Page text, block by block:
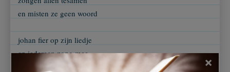
en misten ze geen woord
johan fier op zijn liedje
en iedereen zong mee
kon de meester het
×